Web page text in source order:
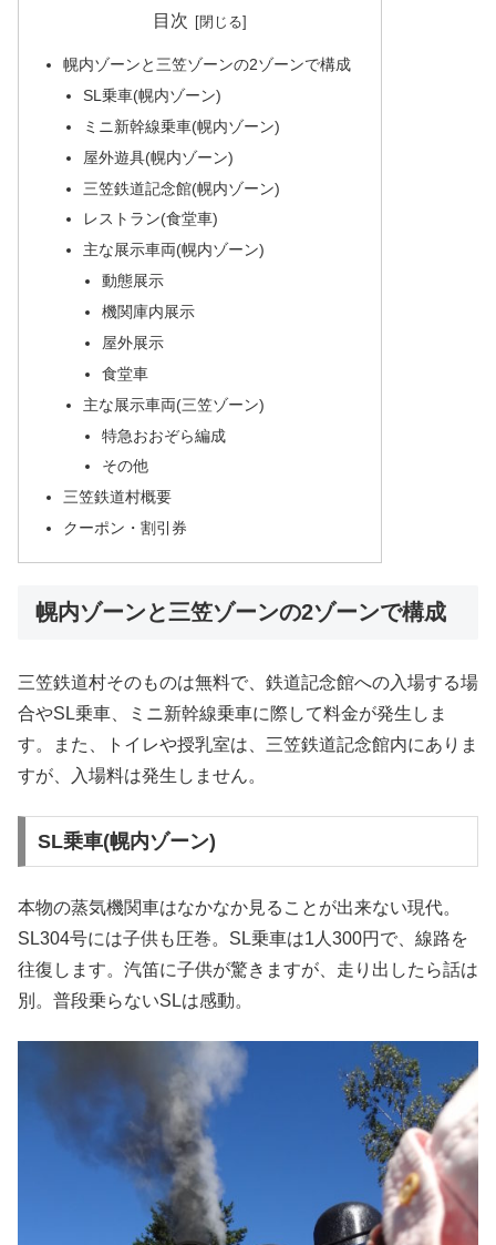
目次
幌内ゾーンと三笠ゾーンの2ゾーンで構成
SL乗車(幌内ゾーン)
ミニ新幹線乗車(幌内ゾーン)
屋外遊具(幌内ゾーン)
三笠鉄道記念館(幌内ゾーン)
レストラン(食堂車)
主な展示車両(幌内ゾーン)
動態展示
機関庫内展示
屋外展示
食堂車
主な展示車両(三笠ゾーン)
特急おおぞら編成
その他
三笠鉄道村概要
クーポン・割引券
幌内ゾーンと三笠ゾーンの2ゾーンで構成
三笠鉄道村そのものは無料で、鉄道記念館への入場する場
合やSL乗車、ミニ新幹線乗車に際して料金が発生しま
す。また、トイレや授乳室は、三笠鉄道記念館内にありま
すが、入場料は発生しません。
SL乗車(幌内ゾーン)
本物の蒸気機関車はなかなか見ることが出来ない現代。
SL304号には子供も圧巻。SL乗車は1人300円で、線路を
往復します。汽笛に子供が驚きますが、走り出したら話は
別。普段乗らないSLは感動。